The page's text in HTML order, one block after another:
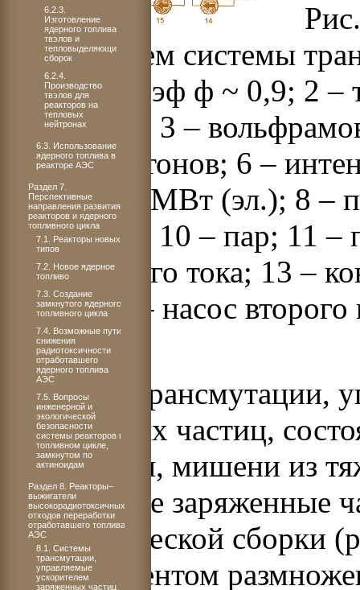
ускорителем системы
бланкет, К эф ф ~ 0,9; 2
250 кг/год; 3 –
пучок протонов; 6 –
– сеть 100 МВт (эл.); 8 –
контур Na; 10 – пар; 11 –
переменного тока; 13 –
насос; 15 – насос
контура
Системы трансмутации,
заряженных частиц,
ускорителя, мишени из
ускоренные заряженные
подкритической сборки
коэффициентом
6.2.3.
Изготовление
ядерного топлива,
твэлов и
тепловыделяющих
сборок
6.2.4.
Производство
твэлов для
реакторов на
тепловых
нейтронах
6.3. Использование
ядерного топлива в
реакторе АЭС
Раздел 7.
Перспективные
направления развития
реакторов и ядерного
топливного цикла
7.1. Реакторы новых
типов
7.2. Новое ядерное
топливо
7.3. Создание
замкнутого ядерного
топливного цикла
7.4. Возможные пути
снижения
радиотоксичности
отработавшего
ядерного топлива
АЭС
7.5. Вопросы
инженерной и
экологической
безопасности
системы реакторов в
топливном цикле,
замкнутом по
актиноидам
Раздел 8. Реакторы–
выжигатели
высокорадиотоксичных
отходов переработки
отработавшего топлива
АЭС
8.1. Системы
трансмутации,
управляемые
ускорителем
заряженных частиц